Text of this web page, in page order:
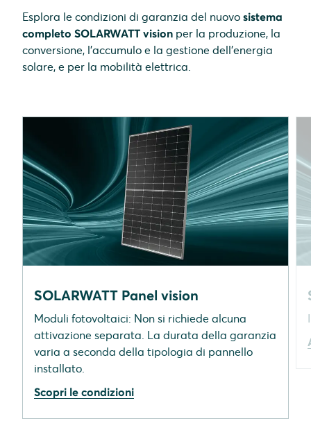
Esplora le condizioni di garanzia del nuovo sistema
completo SOLARWATT vision per la produzione, la
conversione, l'accumulo e la gestione dell'energia
solare, e per la mobilità elettrica.
SOLARWATT Panel vision
Moduli fotovoltaici: Non si richiede alcuna
attivazione separata. La durata della garanzia
varia a seconda della tipologia di pannello
installato.
Scopri le condizioni